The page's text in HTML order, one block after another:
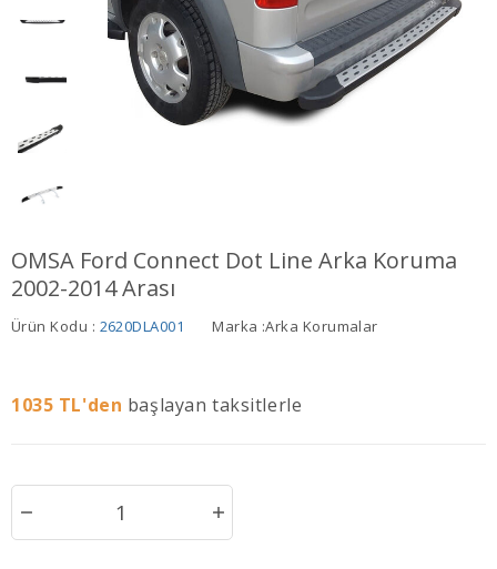
OMSA Ford Connect Dot Line Arka Koruma
2002-2014 Arası
Ürün Kodu : 2620DLA001 Marka :Arka Korumalar
1035 TL'den başlayan taksitlerle